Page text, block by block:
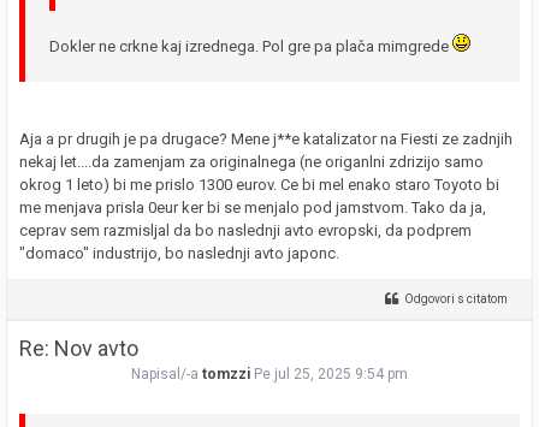
Dokler ne crkne kaj izrednega. Pol gre pa plača mimgrede
Aja a pr drugih je pa drugace? Mene j**e katalizator na Fiesti ze zadnjih
nekaj let....da zamenjam za originalnega (ne origanlni zdrizijo samo
okrog 1 leto) bi me prislo 1300 eurov. Ce bi mel enako staro Toyoto bi
me menjava prisla 0eur ker bi se menjalo pod jamstvom. Tako da ja,
ceprav sem razmisljal da bo naslednji avto evropski, da podprem
"domaco" industrijo, bo naslednji avto japonc.
Odgovori s citatom
Re: Nov avto
Napisal/-a tomzzi Pe jul 25, 2025 9:54 pm